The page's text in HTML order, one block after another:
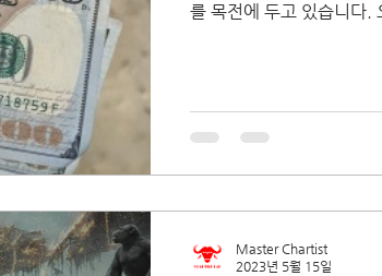
를 목전에 두고 있습니다.
Master Chartist
2023년 5월 15일